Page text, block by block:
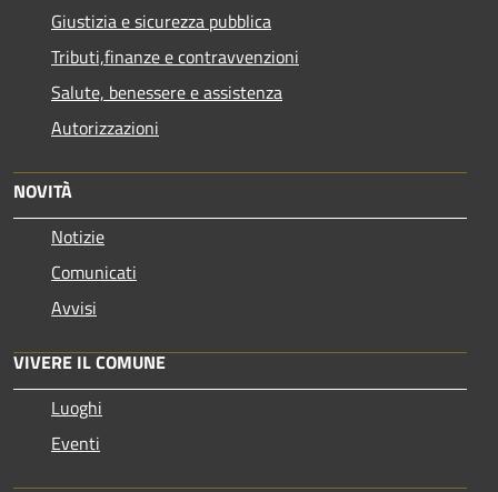
Giustizia e sicurezza pubblica
Tributi,finanze e contravvenzioni
Salute, benessere e assistenza
Autorizzazioni
NOVITÀ
Notizie
Comunicati
Avvisi
VIVERE IL COMUNE
Luoghi
Eventi